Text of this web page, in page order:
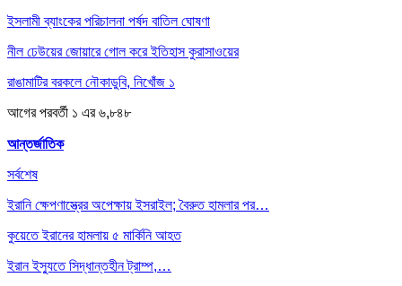
ইসলামী ব্যাংকের পরিচালনা পর্ষদ বাতিল ঘোষণা
নীল ঢেউয়ের জোয়ারে গোল করে ইতিহাস কুরাসাওয়ের
রাঙামাটির বরকলে নৌকাডুবি, নিখোঁজ ১
আগেরপরবর্তী ১ এর ৬,৮৪৮
আন্তর্জাতিক
সর্বশেষ
ইরানি ক্ষেপণাস্ত্রের অপেক্ষায় ইসরাইল; বৈরুত হামলার পর…
কুয়েতে ইরানের হামলায় ৫ মার্কিনি আহত
ইরান ইস্যুতে সিদ্ধান্তহীন ট্রাম্প,…